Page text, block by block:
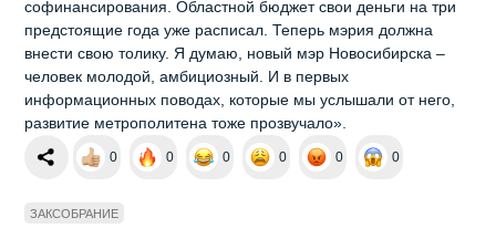
софинансирования. Областной бюджет свои деньги на три
предстоящие года уже расписал. Теперь мэрия должна
внести свою толику. Я думаю, новый мэр Новосибирска –
человек молодой, амбициозный. И в первых
информационных поводах, которые мы услышали от него,
развитие метрополитена тоже прозвучало».
0 0 0 0 0 0
ЗАКСОБРАНИЕ